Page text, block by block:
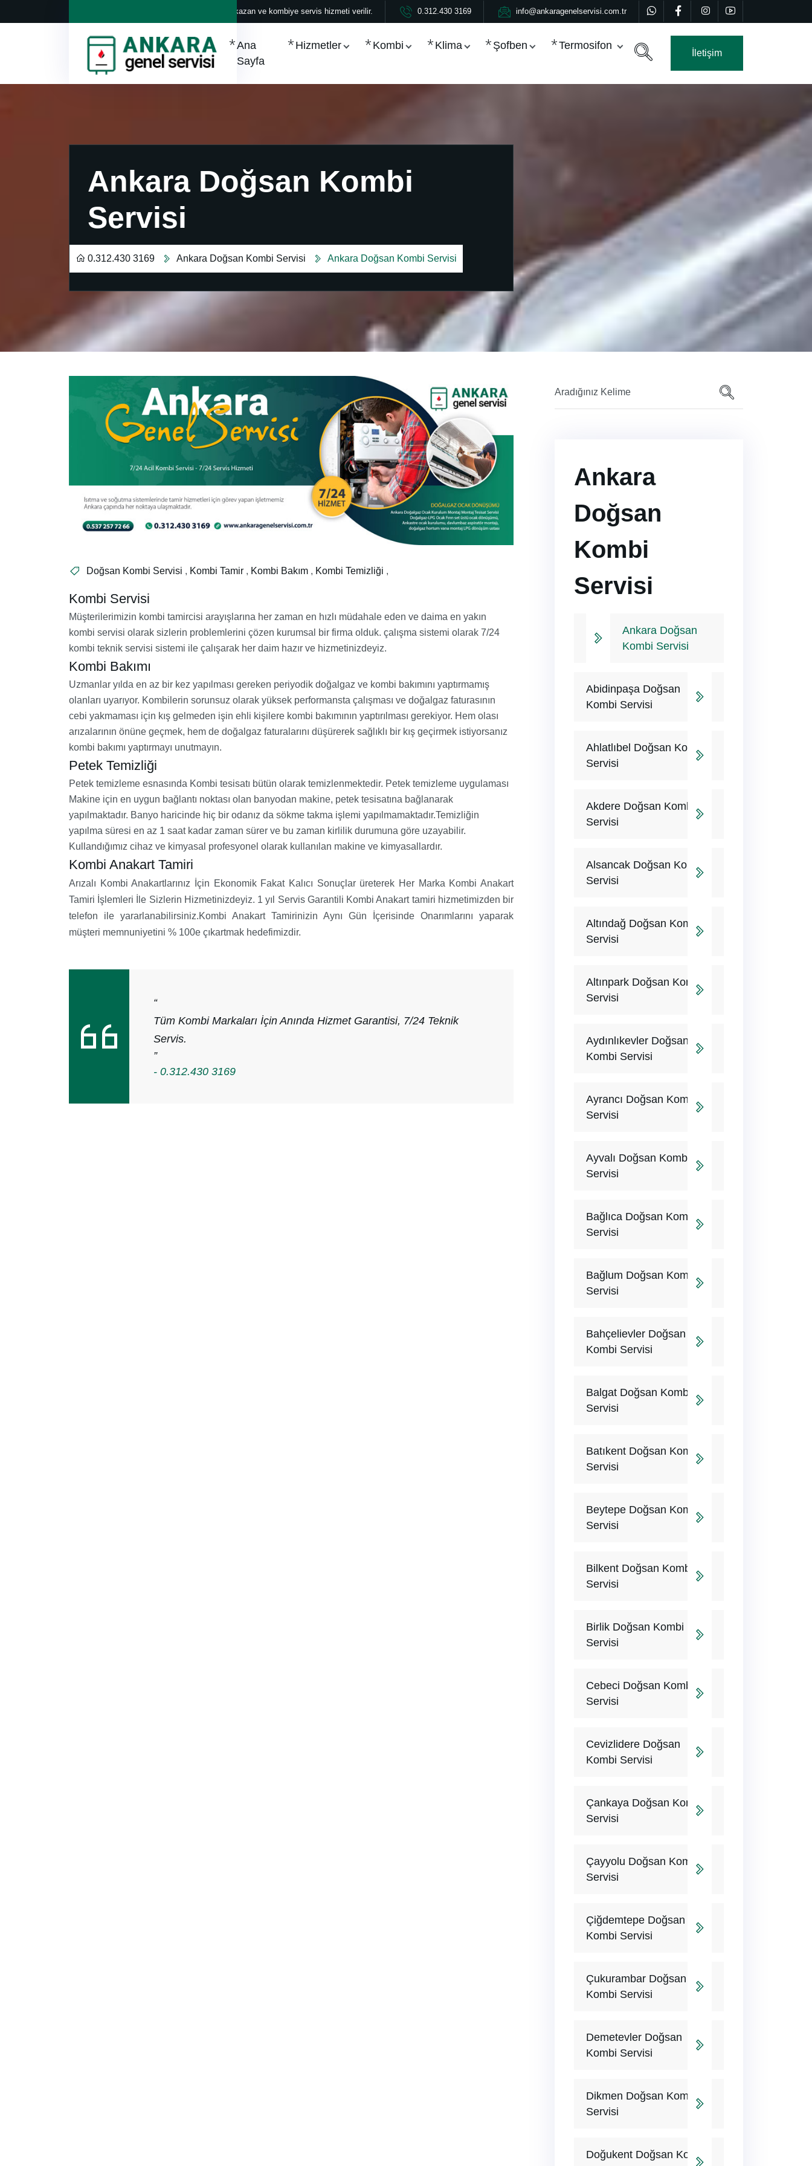
Her marka klima, kazan ve kombiye servis hizmeti verilir. 0.312.430 3169 info@ankaragenelservisi.com.tr
Ana
Sayfa
Hizmetler Kombi Klima Şofben Termosifon
İletişim
Ankara Doğsan Kombi
Servisi
0.312.430 3169 Ankara Doğsan Kombi Servisi Ankara Doğsan Kombi Servisi
Doğsan Kombi Servisi , Kombi Tamir , Kombi Bakım , Kombi Temizliği ,
Kombi Servisi
Müşterilerimizin kombi tamircisi arayışlarına her zaman en hızlı müdahale eden ve daima en yakın
kombi servisi olarak sizlerin problemlerini çözen kurumsal bir firma olduk. çalışma sistemi olarak 7/24
kombi teknik servisi sistemi ile çalışarak her daim hazır ve hizmetinizdeyiz.
Kombi Bakımı
Uzmanlar yılda en az bir kez yapılması gereken periyodik doğalgaz ve kombi bakımını yaptırmamış
olanları uyarıyor. Kombilerin sorunsuz olarak yüksek performansta çalışması ve doğalgaz faturasının
cebi yakmaması için kış gelmeden işin ehli kişilere kombi bakımının yaptırılması gerekiyor. Hem olası
arızalarının önüne geçmek, hem de doğalgaz faturalarını düşürerek sağlıklı bir kış geçirmek istiyorsanız
kombi bakımı yaptırmayı unutmayın.
Petek Temizliği
Petek temizleme esnasında Kombi tesisatı bütün olarak temizlenmektedir. Petek temizleme uygulaması
Makine için en uygun bağlantı noktası olan banyodan makine, petek tesisatına bağlanarak
yapılmaktadır. Banyo haricinde hiç bir odanız da sökme takma işlemi yapılmamaktadır.Temizliğin
yapılma süresi en az 1 saat kadar zaman sürer ve bu zaman kirlilik durumuna göre uzayabilir.
Kullandığımız cihaz ve kimyasal profesyonel olarak kullanılan makine ve kimyasallardır.
Kombi Anakart Tamiri
Arızalı Kombi Anakartlarınız İçin Ekonomik Fakat Kalıcı Sonuçlar üreterek Her Marka Kombi Anakart
Tamiri İşlemleri İle Sizlerin Hizmetinizdeyiz. 1 yıl Servis Garantili Kombi Anakart tamiri hizmetimizden bir
telefon ile yararlanabilirsiniz.Kombi Anakart Tamirinizin Aynı Gün İçerisinde Onarımlarını yaparak
müşteri memnuniyetini % 100e çıkartmak hedefimizdir.
“
Tüm Kombi Markaları İçin Anında Hizmet Garantisi, 7/24 Teknik
Servis.
”
- 0.312.430 3169
Ankara
Doğsan
Kombi
Servisi
Ankara Doğsan
Kombi Servisi
Abidinpaşa Doğsan
Kombi Servisi
Ahlatlıbel Doğsan Kombi
Servisi
Akdere Doğsan Kombi
Servisi
Alsancak Doğsan Kombi
Servisi
Altındağ Doğsan Kombi
Servisi
Altınpark Doğsan Kombi
Servisi
Aydınlıkevler Doğsan
Kombi Servisi
Ayrancı Doğsan Kombi
Servisi
Ayvalı Doğsan Kombi
Servisi
Bağlıca Doğsan Kombi
Servisi
Bağlum Doğsan Kombi
Servisi
Bahçelievler Doğsan
Kombi Servisi
Balgat Doğsan Kombi
Servisi
Batıkent Doğsan Kombi
Servisi
Beytepe Doğsan Kombi
Servisi
Bilkent Doğsan Kombi
Servisi
Birlik Doğsan Kombi
Servisi
Cebeci Doğsan Kombi
Servisi
Cevizlidere Doğsan
Kombi Servisi
Çankaya Doğsan Kombi
Servisi
Çayyolu Doğsan Kombi
Servisi
Çiğdemtepe Doğsan
Kombi Servisi
Çukurambar Doğsan
Kombi Servisi
Demetevler Doğsan
Kombi Servisi
Dikmen Doğsan Kombi
Servisi
Doğukent Doğsan Kombi